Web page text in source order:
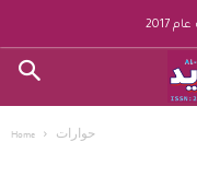
2017
Home حوارات